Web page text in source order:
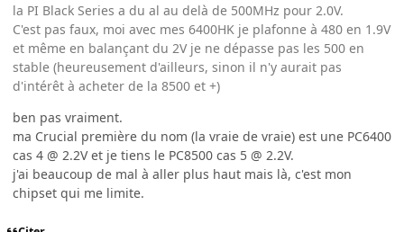
la PI Black Series a du al au delà de 500MHz pour 2.0V.
C'est pas faux, moi avec mes 6400HK je plafonne à 480 en 1.9V
et même en balançant du 2V je ne dépasse pas les 500 en
stable (heureusement d'ailleurs, sinon il n'y aurait pas
d'intérêt à acheter de la 8500 et +)
ben pas vraiment.
ma Crucial première du nom (la vraie de vraie) est une PC6400
cas 4 @ 2.2V et je tiens le PC8500 cas 5 @ 2.2V.
j'ai beaucoup de mal à aller plus haut mais là, c'est mon
chipset qui me limite.